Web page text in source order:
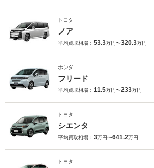
トヨタ
ノア
平均買取相場： 53.3万円〜320.3万円
ホンダ
フリード
平均買取相場： 11.5万円〜233万円
トヨタ
シエンタ
平均買取相場： 3万円〜641.2万円
トヨタ